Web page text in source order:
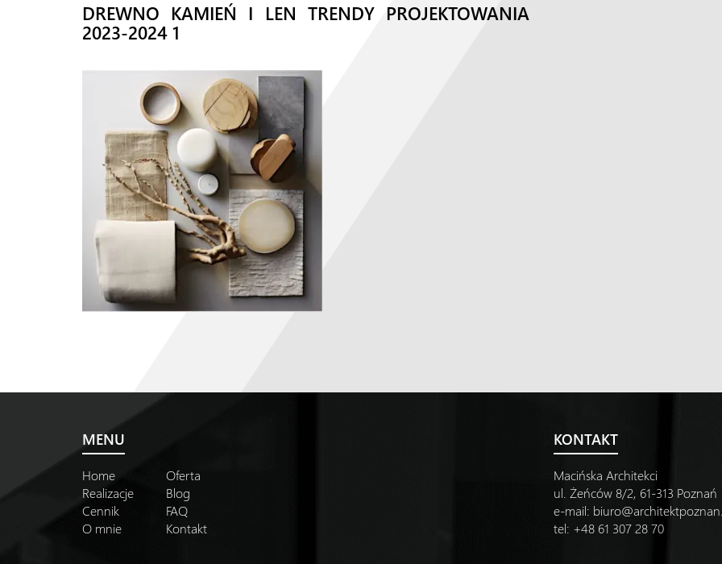
DREWNO KAMIEŃ I LEN TRENDY PROJEKTOWANIA
2023-2024 1
MENU
Home
Oferta
Realizacje
Blog
Cennik
FAQ
O mnie
Kontakt
KONTAKT
Macińska Architekci
ul. Żeńców 8/2, 61-313 Poznań
e-mail:
tel: +48 61 307 28 70